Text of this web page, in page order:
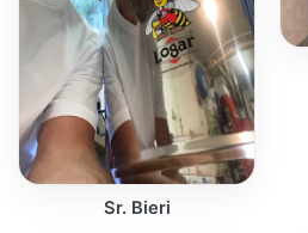
Sr. Bieri